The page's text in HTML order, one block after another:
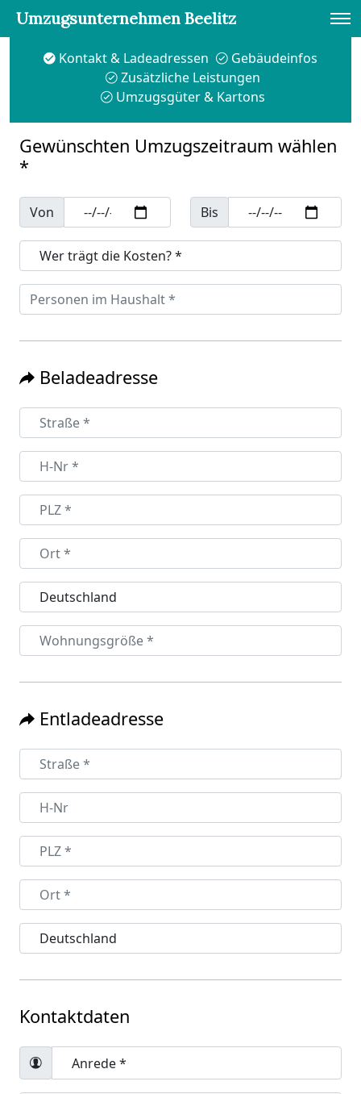
Umzugsunternehmen Beelitz
Kontakt & Ladeadressen
Gebäudeinfos
Zusätzliche Leistungen
Umzugsgüter & Kartons
Gewünschten Umzugszeitraum wählen
*
Von Bis
Beladeadresse
Entladeadresse
Kontaktdaten